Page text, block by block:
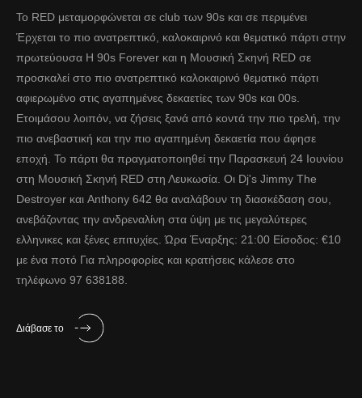
Το RED μεταμορφώνεται σε club των 90s και σε περιμένει
Έρχεται το πιο ανατρεπτικό, καλοκαιρινό και θεματικό πάρτι στην
πρωτεύουσα Η 90s Forever και η Μουσική Σκηνή RED σε
προσκαλεί στο πιο ανατρεπτικό καλοκαιρινό θεματικό πάρτι
αφιερωμένο στις αγαπημένες δεκαετίες των 90s και 00s.
Ετοιμάσου λοιπόν, να ζήσεις ξανά από κοντά την πιο τρελή, την
πιο ανεβαστική και την πιο αγαπημένη δεκαετία που άφησε
εποχή. Το πάρτι θα πραγματοποιηθεί την Παρασκευή 24 Ιουνίου
στη Μουσική Σκηνή RED στη Λευκωσία. Οι Dj's Jimmy The
Destroyer και Anthony 642 θα αναλάβουν τη διασκέδαση σου,
ανεβάζοντας την ανδρεναλίνη στα ύψη με τις μεγαλύτερες
ελληνικες και ξένες επιτυχίες. Ώρα Έναρξης: 21:00 Είσοδος: €10
με ένα ποτό Για πληροφορίες και κρατήσεις κάλεσε στο
τηλέφωνο 97 638188.
Διάβασε το